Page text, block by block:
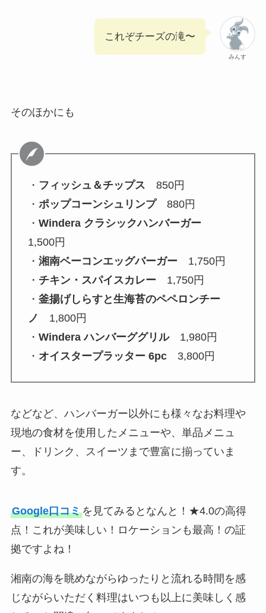
みんす
これぞチーズの滝〜
そのほかにも
・ フィッシュ＆チップス 850円
・ ポップコーンシュリンプ880円
・ Windera クラシックハンバーガー
1,500円
・ 湘南ベーコンエッグバーガー 1,750円
・ チキン・スパイスカレー 1,750円
・ 釜揚げしらすと生海苔のペペロンチー
ノ
1,800円
・ Windera ハンバーググリル1,980円
・ オイスタープラッター 6pc3,800円
などなど、ハンバーガー以外にも様々なお料理や
現地の食材を使用したメニューや、単品メニュ
ー、ドリンク、スイーツまで豊富に揃っていま
す。
Google口コミを見てみるとなんと！★4.0の高得
点！これが美味しい！ロケーションも最高！の証
拠ですよね！
湘南の海を眺めながらゆったりと流れる時間を感
じながらいただく料理はいつも以上に美味しく感